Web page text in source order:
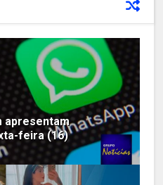
apresentam
feira (16)